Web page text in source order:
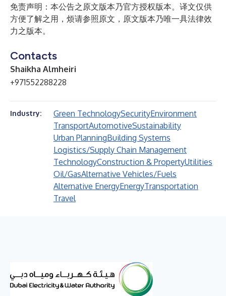
免责声明：本公告之原文版本乃官方授权版本。译文仅供
方便了解之用，烦请参照原文，原文版本乃唯一具法律效
力之版本。
Contacts
Shaikha Almheiri
+971552288228
Industry: Green TechnologySecurityEnvironment
TransportAutomotiveSustainability
Urban PlanningBuilding Systems
Logistics/Supply Chain Management
TechnologyConstruction & PropertyUtilities
Oil/GasAlternative Vehicles/Fuels
Alternative EnergyEnergyTransportation
Travel